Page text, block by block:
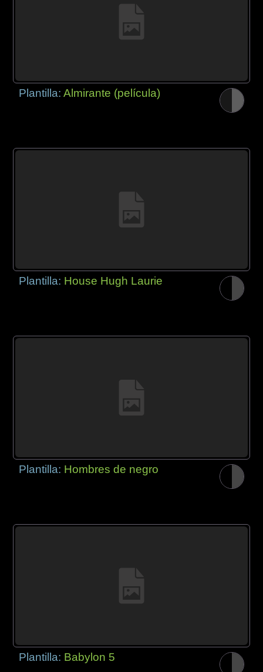
Plantilla:Almirante (película)
Plantilla: House Hugh Laurie
Plantilla: Hombres de negro
Plantilla: Babylon 5